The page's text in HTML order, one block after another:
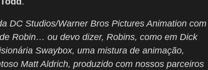
DC Studios/Warner Bros Pictures Animation com
Robin… ou devo dizer, Robins, como em Dick
Swaybox, uma mistura de animação,
Matt Aldrich, produzido com nossos parceiros